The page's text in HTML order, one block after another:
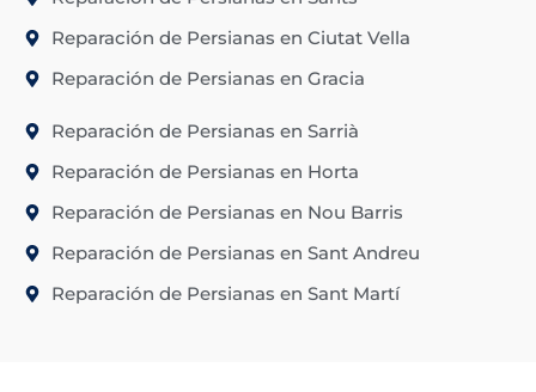
Reparación de Persianas en Ciutat Vella
Reparación de Persianas en Gracia
Reparación de Persianas en Sarrià
Reparación de Persianas en Horta
Reparación de Persianas en Nou Barris
Reparación de Persianas en Sant Andreu
Reparación de Persianas en Sant Martí